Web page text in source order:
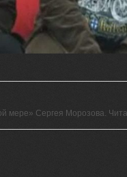
мере» Сергея Морозова.